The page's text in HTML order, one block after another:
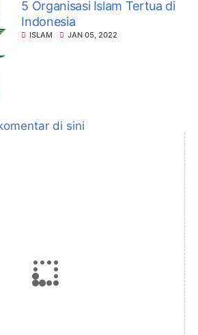
5 Organisasi Islam Tertua di
Indonesia
ISLAM JAN 05, 2022
di sini